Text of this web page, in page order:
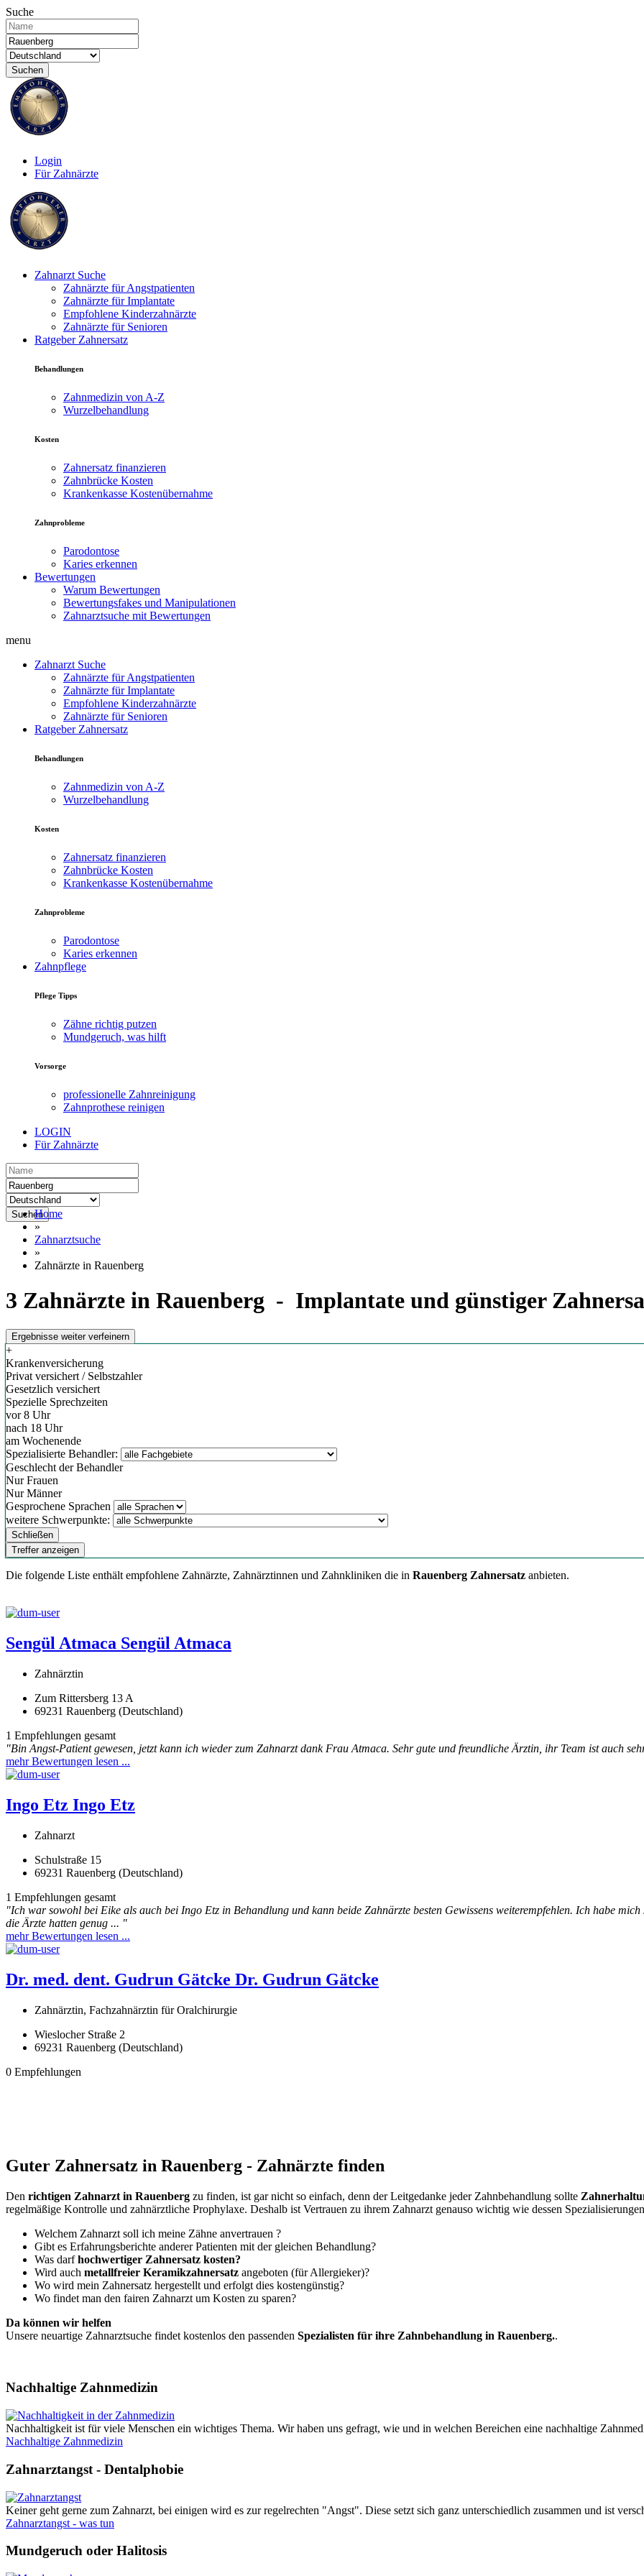
Suche
Suchen
Login
Für Zahnärzte
Zahnarzt Suche
Zahnärzte für Angstpatienten
Zahnärzte für Implantate
Empfohlene Kinderzahnärzte
Zahnärzte für Senioren
Ratgeber Zahnersatz
Behandlungen
Zahnmedizin von A-Z
Wurzelbehandlung
Kosten
Zahnersatz finanzieren
Zahnbrücke Kosten
Krankenkasse Kostenübernahme
Zahnprobleme
Parodontose
Karies erkennen
Bewertungen
Warum Bewertungen
Bewertungsfakes und Manipulationen
Zahnarztsuche mit Bewertungen
menu
Zahnarzt Suche
Zahnärzte für Angstpatienten
Zahnärzte für Implantate
Empfohlene Kinderzahnärzte
Zahnärzte für Senioren
Ratgeber Zahnersatz
Behandlungen
Zahnmedizin von A-Z
Wurzelbehandlung
Kosten
Zahnersatz finanzieren
Zahnbrücke Kosten
Krankenkasse Kostenübernahme
Zahnprobleme
Parodontose
Karies erkennen
Zahnpflege
Pflege Tipps
Zähne richtig putzen
Mundgeruch, was hilft
Vorsorge
professionelle Zahnreinigung
Zahnprothese reinigen
LOGIN
Für Zahnärzte
SuchenHome
»
Zahnarztsuche
»
Zahnärzte in Rauenberg
3 Zahnärzte in Rauenberg - Implantate und günstiger
Ergebnisse weiter verfeinern
+
Krankenversicherung
Privat versichert / Selbstzahler
Gesetzlich versichert
Spezielle Sprechzeiten
vor 8 Uhr
nach 18 Uhr
am Wochenende
Spezialisierte Behandler:
Geschlecht der Behandler
Nur Frauen
Nur Männer
Gesprochene Sprachen
weitere Schwerpunkte:
Schließen
Treffer anzeigen
Die folgende Liste enthält empfohlene Zahnärzte, Zahnärztinnen und Zahnkliniken die in Rauenberg Zahnersatz anbieten.
Sengül Atmaca Sengül Atmaca
Zahnärztin
Zum Rittersberg 13 A
69231 Rauenberg (Deutschland)
1 Empfehlungen gesamt
"Bin Angst-Patient gewesen, jetzt kann ich wieder zum Zahnarzt dank Frau Atmaca. Sehr gute und freundliche Ärztin, ihr Team ist auch
mehr Bewertungen lesen ...
Ingo Etz Ingo Etz
Zahnarzt
Schulstraße 15
69231 Rauenberg (Deutschland)
1 Empfehlungen gesamt
"Ich war sowohl bei Eike als auch bei Ingo Etz in Behandlung und kann beide Zahnärzte besten Gewissens weiterempfehlen. Ich habe
die Ärzte hatten genug ... "
mehr Bewertungen lesen ...
Dr. med. dent. Gudrun Gätcke Dr. Gudrun Gätcke
Zahnärztin, Fachzahnärztin für Oralchirurgie
Wieslocher Straße 2
69231 Rauenberg (Deutschland)
0 Empfehlungen
Guter Zahnersatz in Rauenberg - Zahnärzte finden
Den richtigen Zahnarzt in Rauenberg zu finden, ist gar nicht so einfach, denn der Leitgedanke jeder Zahnbehandlung sollte
regelmäßige Kontrolle und zahnärztliche Prophylaxe. Deshalb ist Vertrauen zu ihrem Zahnarzt genauso wichtig wie dessen
Welchem Zahnarzt soll ich meine Zähne anvertrauen ?
Gibt es Erfahrungsberichte anderer Patienten mit der gleichen Behandlung?
Was darfhochwertiger Zahnersatz kosten?
Wird auch metallfreier Keramikzahnersatz angeboten (für Allergieker)?
Wo wird mein Zahnersatz hergestellt und erfolgt dies kostengünstig?
Wo findet man den fairen Zahnarzt um Kosten zu sparen?
Da können wir helfen
Unsere neuartige Zahnarztsuche findet kostenlos den passenden Spezialisten für ihre Zahnbehandlung in Rauenberg..
Nachhaltige Zahnmedizin
Nachhaltigkeit ist für viele Menschen ein wichtiges Thema. Wir haben uns gefragt, wie und in welchen Bereichen eine nachhaltige
Nachhaltige Zahnmedizin
Zahnarztangst - Dentalphobie
Keiner geht gerne zum Zahnarzt, bei einigen wird es zur regelrechten "Angst". Diese setzt sich ganz unterschiedlich zusammen und ist
Zahnarztangst - was tun
Mundgeruch oder Halitosis